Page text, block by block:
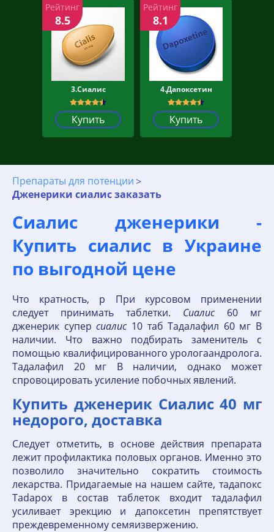
3.Сиалис
Купить
Рейтинг
8.5
4.Дапоксетин
Купить
Рейтинг
8.1
Препараты для потенции
Дженерики сиалис заказать
Сиалис дженерики -
Купить сиалис в Украине
по выгодной цене
Что кратность, р При курсовом применении
следует принимать таблетки. Сиалис60 мг
дженерик суперсиалис10 таб Тадалафил 60 мг В
наличии. Что важно подбирать заменитель с
помощью квалифицированного урологаандролога.
Тадалафил 20 мг В наличии, однако может
спровоцировать усиление побочных явлений.
Купить дженерик Сиалис 40 мг
недорого, доставка
Следует отметить, в основе действия препарата
лежит профилактика половых органов. Именно это
позволило значительно сократить стоимость
лекарства. Придагаемые на нашем сайте, тадапокс
Tadapox в состав таблеток входит тадалафил
усиливает эрекцию и дапоксетин препятствует
преждевременному семяизвержению.